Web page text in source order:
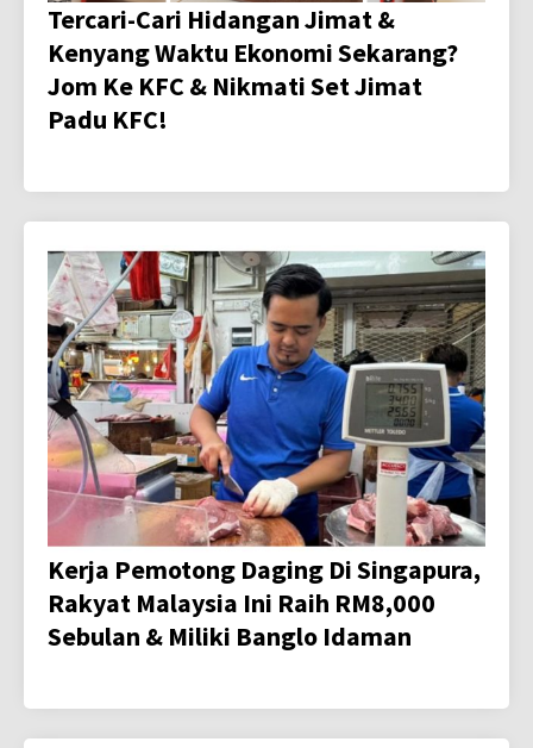
Tercari-Cari Hidangan Jimat &
Kenyang Waktu Ekonomi Sekarang?
Jom Ke KFC & Nikmati Set Jimat
Padu KFC!
Kerja Pemotong Daging Di Singapura,
Rakyat Malaysia Ini Raih RM8,000
Sebulan & Miliki Banglo Idaman